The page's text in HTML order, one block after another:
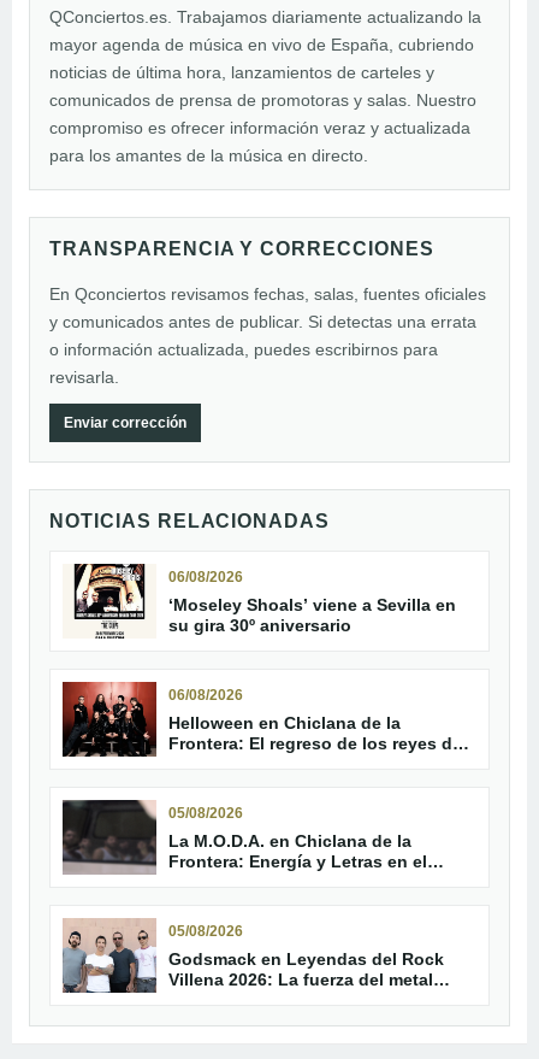
QConciertos.es. Trabajamos diariamente actualizando la
mayor agenda de música en vivo de España, cubriendo
noticias de última hora, lanzamientos de carteles y
comunicados de prensa de promotoras y salas. Nuestro
compromiso es ofrecer información veraz y actualizada
para los amantes de la música en directo.
TRANSPARENCIA Y CORRECCIONES
En Qconciertos revisamos fechas, salas, fuentes oficiales
y comunicados antes de publicar. Si detectas una errata
o información actualizada, puedes escribirnos para
revisarla.
Enviar corrección
NOTICIAS RELACIONADAS
06/08/2026
‘Moseley Shoals’ viene a Sevilla en
su gira 30º aniversario
06/08/2026
Helloween en Chiclana de la
Frontera: El regreso de los reyes del
05/08/2026
La M.O.D.A. en Chiclana de la
Frontera: Energía y Letras en el
05/08/2026
Godsmack en Leyendas del Rock
Villena 2026: La fuerza del metal